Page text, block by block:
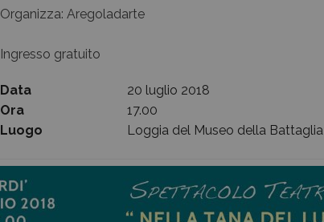
Organizza: Aregoladarte
Ingresso gratuito
Data
20 luglio 2018
Ora
17.00
Luogo
Loggia del Museo della Battaglia